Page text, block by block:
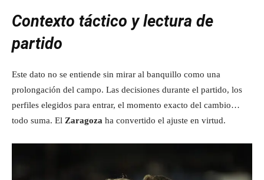
Contexto táctico y lectura de
partido
Este dato no se entiende sin mirar al banquillo como una
prolongación del campo. Las decisiones durante el partido, los
perfiles elegidos para entrar, el momento exacto del cambio…
todo suma. El Zaragoza ha convertido el ajuste en virtud.